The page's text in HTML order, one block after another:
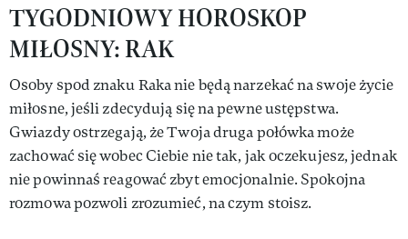
TYGODNIOWY HOROSKOP
MIŁOSNY: RAK
Osoby spod znaku Raka nie będą narzekać na swoje życie
miłosne, jeśli zdecydują się na pewne ustępstwa.
Gwiazdy ostrzegają, że Twoja druga połówka może
zachować się wobec Ciebie nie tak, jak oczekujesz, jednak
nie powinnaś reagować zbyt emocjonalnie. Spokojna
rozmowa pozwoli zrozumieć, na czym stoisz.